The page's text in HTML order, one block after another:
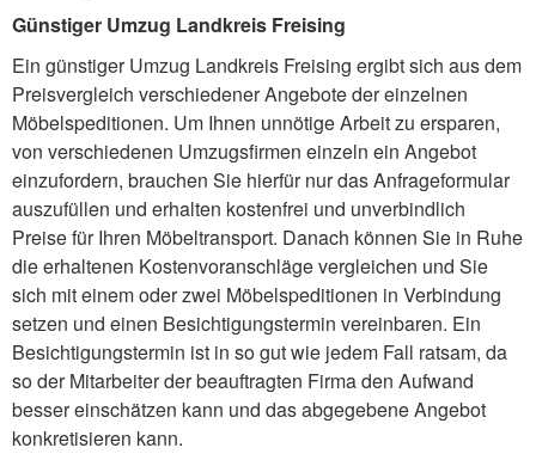
Günstiger Umzug Landkreis Freising
Ein günstiger Umzug Landkreis Freising ergibt sich aus dem
Preisvergleich verschiedener Angebote der einzelnen
Möbelspeditionen. Um Ihnen unnötige Arbeit zu ersparen,
von verschiedenen Umzugsfirmen einzeln ein Angebot
einzufordern, brauchen Sie hierfür nur das Anfrageformular
auszufüllen und erhalten kostenfrei und unverbindlich
Preise für Ihren Möbeltransport. Danach können Sie in Ruhe
die erhaltenen Kostenvoranschläge vergleichen und Sie
sich mit einem oder zwei Möbelspeditionen in Verbindung
setzen und einen Besichtigungstermin vereinbaren. Ein
Besichtigungstermin ist in so gut wie jedem Fall ratsam, da
so der Mitarbeiter der beauftragten Firma den Aufwand
besser einschätzen kann und das abgegebene Angebot
konkretisieren kann.